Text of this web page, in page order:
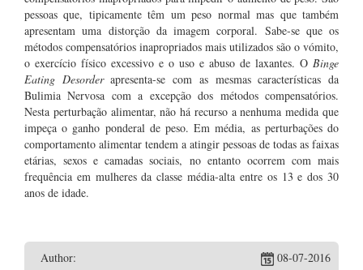
pessoas que, tipicamente têm um peso normal mas que também
apresentam uma distorção da imagem corporal. Sabe-se que os
métodos compensatórios inapropriados mais utilizados são o vómito,
o exercício físico excessivo e o uso e abuso de laxantes. O Binge
Eating Desorderapresenta-se com as mesmas características da
Bulimia Nervosa com a excepção dos métodos compensatórios.
Nesta perturbação alimentar, não há recurso a nenhuma medida que
impeça o ganho ponderal de peso. Em média, as perturbações do
comportamento alimentar tendem a atingir pessoas de todas as faixas
etárias, sexos e camadas sociais, no entanto ocorrem com mais
frequência em mulheres da classe média-alta entre os 13 e dos 30
anos de idade.
Author: 08-07-2016